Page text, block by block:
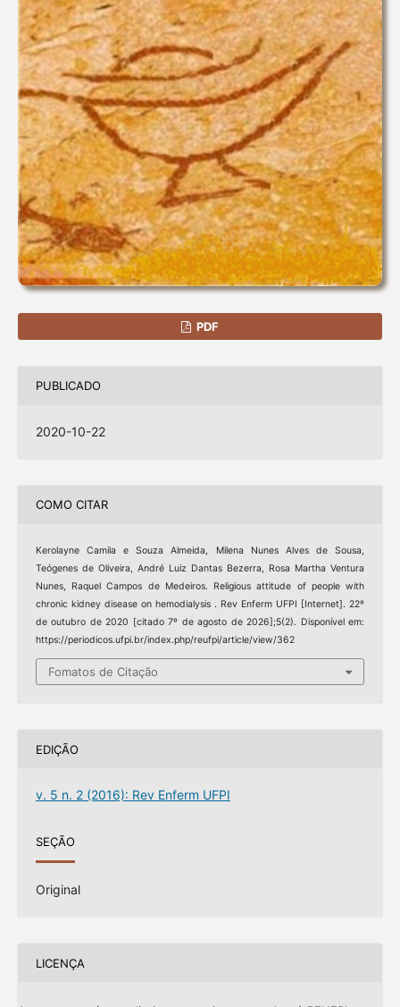
PDF
PUBLICADO
2020-10-22
COMO CITAR
Kerolayne Camila e Souza Almeida, Milena Nunes Alves de Sousa,
Teógenes de Oliveira, André Luiz Dantas Bezerra, Rosa Martha Ventura
Nunes, Raquel Campos de Medeiros. Religious attitude of people with
chronic kidney disease on hemodialysis . Rev Enferm UFPI [Internet]. 22º
de outubro de 2020 [citado 7º de agosto de 2026];5(2). Disponível em:
https://periodicos.ufpi.br/index.php/reufpi/article/view/362
Fomatos de Citação
EDIÇÃO
v. 5 n. 2 (2016): Rev Enferm UFPI
SEÇÃO
Original
LICENÇA